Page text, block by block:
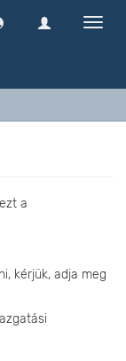
a
kérjük, adja meg